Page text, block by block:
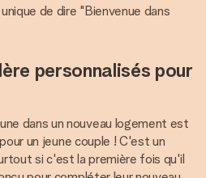
de dire "Bienvenue dans
personnalisés pour
dans un nouveau logement est
un jeune couple ! C'est un
si c'est la première fois qu'il